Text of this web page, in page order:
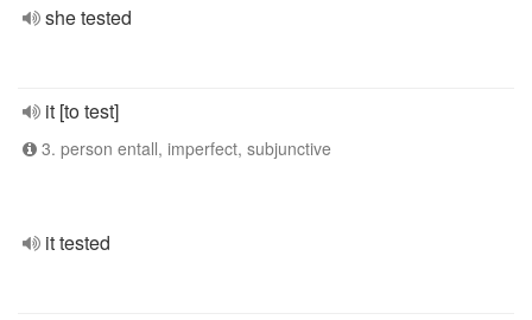
she tested
it [to test]
3. person entall, imperfect, subjunctive
it tested